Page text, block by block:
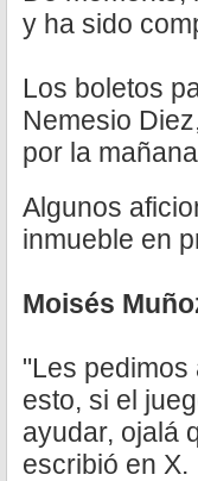
y ha sido
Los boletos
Nemesio
por la
Algunos
inmueble en
Moisés
"Les pedimos
esto, si el
ayudar, ojalá
escribió en X.